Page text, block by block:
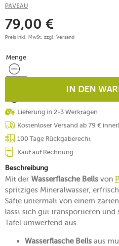
PAVEAU
79,00 €
Preis inkl. MwSt. zzgl. Versand
Menge
Menge
IN DEN
Lieferung in 2-3 Werktagen
Kostenloser Versand ab 79 €
100 Tage Rückgaberecht
Kauf auf Rechnung
Beschreibung
Mit der Wasserflasche Bells von
spritziges Mineralwasser,
Säfte untermalt von einem
lässt sich gut transportieren und
Tafel umwerfend aus.
Wasserflasche Bells aus